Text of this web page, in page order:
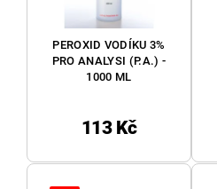
PEROXID VODÍKU 3%
PRO ANALYSI (P.A.) -
1000 ML
113 Kč